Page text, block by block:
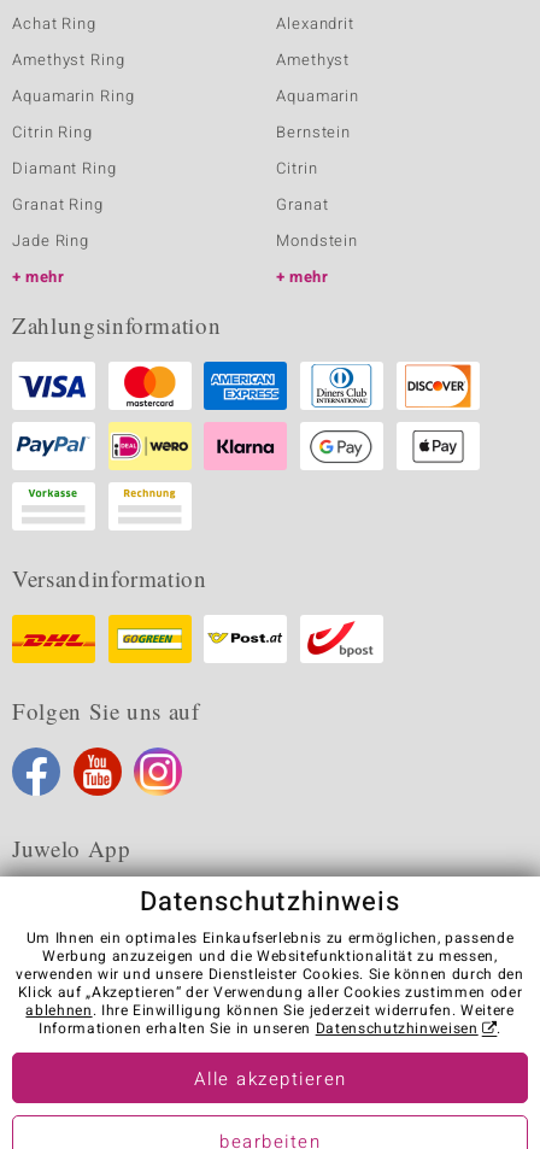
Achat Ring
Amethyst Ring
Aquamarin Ring
Citrin Ring
Diamant Ring
Granat Ring
Jade Ring
mehr
Alexandrit
Amethyst
Aquamarin
Bernstein
Citrin
Granat
Mondstein
mehr
Zahlungsinformation
Versandinformation
Folgen Sie uns auf
Juwelo App
Karriere AGB Datenschutz Cookies
Impressum
Kontakt
Vertrag widerrufen
Visit our stores in other countries:
© Juwelo Deutschland GmbH (ein Tochterunternehmen der elumeo
Datenschutzhinweis
Um Ihnen ein optimales Einkaufserlebnis zu ermöglichen, passende
Werbung anzuzeigen und die Websitefunktionalität zu messen,
verwenden wir und unsere Dienstleister Cookies. Sie können durch den
Klick auf „Akzeptieren“ der Verwendung aller Cookies zustimmen oder
ablehnen. Ihre Einwilligung können Sie jederzeit widerrufen. Weitere
Informationen erhalten Sie in unseren Datenschutzhinweisen .
Alle akzeptieren
bearbeiten